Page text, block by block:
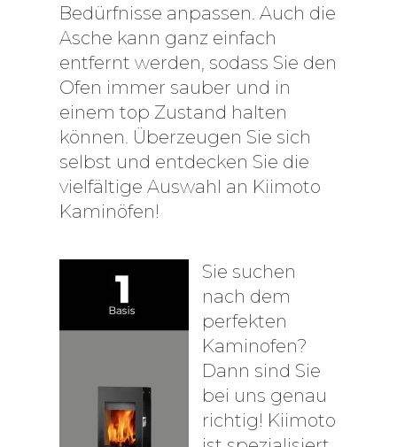
Bedürfnisse anpassen. Auch die
Asche kann ganz einfach
entfernt werden, sodass Sie den
Ofen immer sauber und in
einem top Zustand halten
können. Überzeugen Sie sich
selbst und entdecken Sie die
vielfältige Auswahl an Kiimoto
Kaminöfen!
Sie suchen
nach dem
perfekten
Kaminofen?
Dann sind Sie
bei uns genau
richtig! Kiimoto